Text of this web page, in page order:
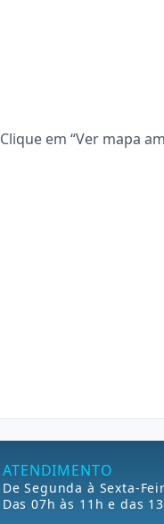
Clique em “Ver mapa
ATENDIMENTO
De Segunda à Sexta-
Das 07h às 11h e das